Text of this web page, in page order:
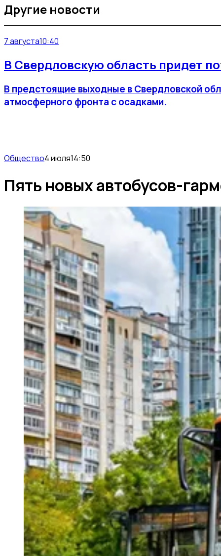
Другие новости
7 августа10:40
В Свердловскую область придет
В предстоящие выходные в Свердловской
атмосферного фронта с осадками.
Общество4 июля14:50
Пять новых автобусов-